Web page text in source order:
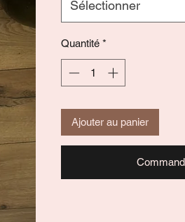
Sélectionner
Quantité *
Ajouter au panier